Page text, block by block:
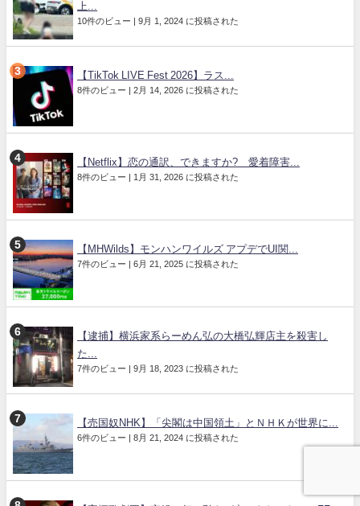
上...
10件のビュー 9月 1, 2024 に投稿された
【TikTok LIVE Fest 2026】ラス...
8件のビュー 2月 14, 2026 に投稿された
【Netflix】恋の通訳、できますか? 愛着障害...
8件のビュー 1月 31, 2026 に投稿された
【MHWilds】モンハンワイルズ アプデでUI関...
7件のビュー 6月 21, 2025 に投稿された
【逮捕】横浜家系らーめん弘の大橋弘輝店主を殺害し
た...
7件のビュー 9月 18, 2023 に投稿された
【売国奴NHK】「尖閣は中国領土」とＮＨＫが世界に...
6件のビュー 8月 21, 2024 に投稿された